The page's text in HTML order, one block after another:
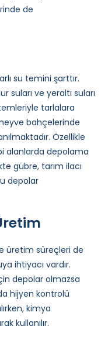
de
su temini şarttır.
suları ve yeraltı suları
tarlalara
bahçelerinde
Özellikle
alanlarda depolama
gübre, tarım ilacı
depolar
üretim süreçleri de
ihtiyacı vardır.
depolar olmazsa
hijyen kontrolü
kimya
kullanılır.